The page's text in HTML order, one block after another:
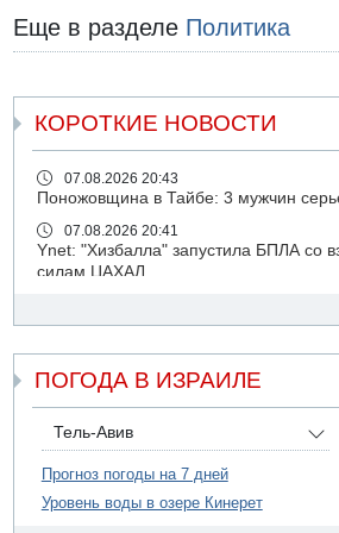
Еще в разделе Политика
КОРОТКИЕ НОВОСТИ
07.08.2026 20:43
Поножовщина в Тайбе: 3 мужчин
07.08.2026 20:41
Ynet: "Хизбалла" запустила БПЛА со
силам ЦАХАЛ
ДТП в Ашдоде: тяжело ранены двое
07.08.2026 19:14
Скончался водитель, врезавшийся в
Иерусалиме
07.08.2026 17:57
Подозреваемый в домогательствах в
Дахан
07.08.2026 17:55
ПОГОДА В ИЗРАИЛЕ
Тель-Авив
Прогноз погоды на 7 дней
Уровень воды в озере Кинерет